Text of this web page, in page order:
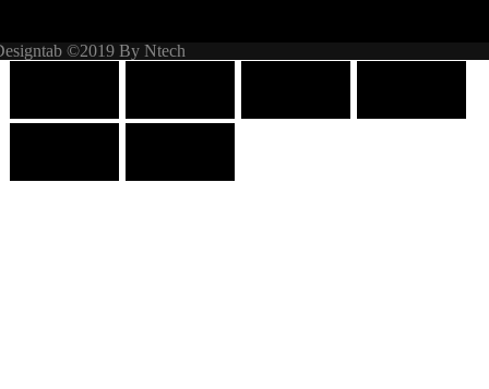
©2019 By Ntech